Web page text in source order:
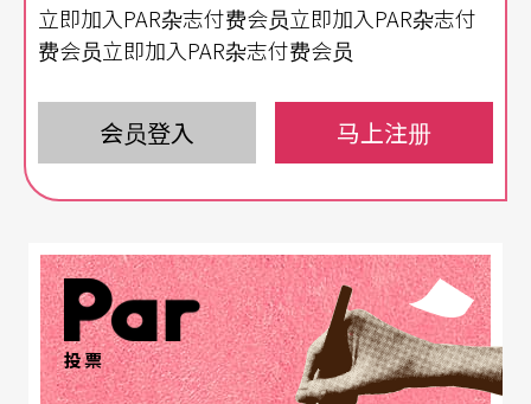
员为核心的传统戏曲，是否就此后继无人？这门老
人才培育不力 后继何在忧心忡忡
过去，通常「无钱才送子去学戏」，入门拜师就得
老实学戏、唱戏，再苦也要咬牙撑下去，因为除了
这一行，别无选择。如今，时空环境变了，少有年
轻人能吃得了练功的苦。要成就一个舞台上的角
立即加入PAR杂志付费会员立即加入PAR杂志付
费会员立即加入PAR杂志付费会员
会员登入 马上注册
投票